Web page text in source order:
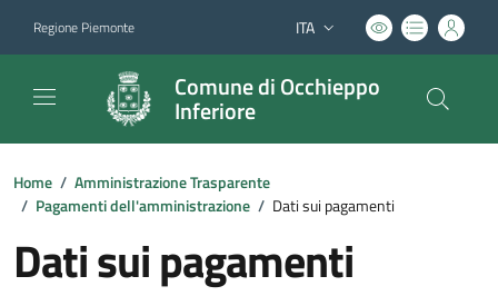
Regione Piemonte Lingua attiva:
ITA
Comune di Occhieppo
Inferiore
Home / Amministrazione Trasparente
/ Pagamenti dell'amministrazione / Dati sui pagamenti
Dati sui pagamenti